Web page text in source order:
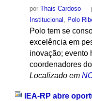
por Thais Cardoso —
Institucional
Polo
Polo tem se
excelência em
inovação; evento
coordenadores
Localizado em
IEA-RP abre